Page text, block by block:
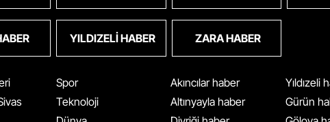
YILDIZELI HABER ZARA HABER
Spor
Teknoloji
Akıncılar haber
Altınyayla haber
Yıldızeli
Gürün